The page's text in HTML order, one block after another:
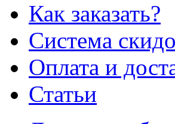
Как заказать?
Система
Оплата и
Статьи